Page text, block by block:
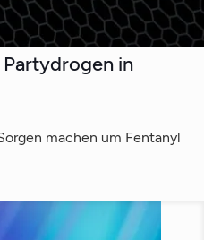
in
machen um Fentanyl